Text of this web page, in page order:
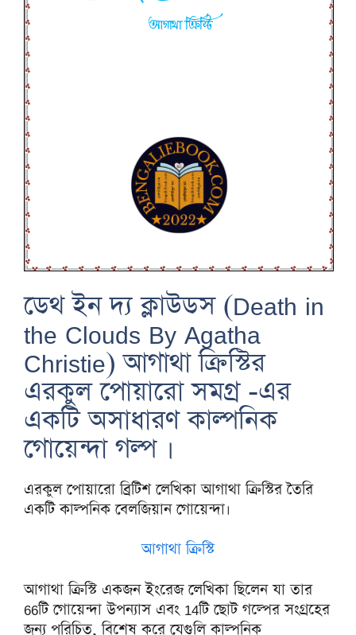
ডেথ ইন দ্য ক্লাউডস (Death in
the Clouds By Agatha
Christie) আগাথা ক্রিস্টির
এরকুল পোয়ারো সমগ্র -এর
একটি অসাধারণ কাল্পনিক
গোয়েন্দা গল্প ।
এরকুল পোয়ারো ব্রিটিশ লেখিকা আগাথা ক্রিস্টির তৈরি
একটি কাল্পনিক বেলজিয়ান গোয়েন্দা।
আগাথা ক্রিস্টি
আগাথা ক্রিস্টি একজন ইংরেজ লেখিকা ছিলেন যা তার
66টি গোয়েন্দা উপন্যাস এবং 14টি ছোট গল্পের সংগ্রহের
জন্য পরিচিত, বিশেষ করে যেগুলি কাল্পনিক